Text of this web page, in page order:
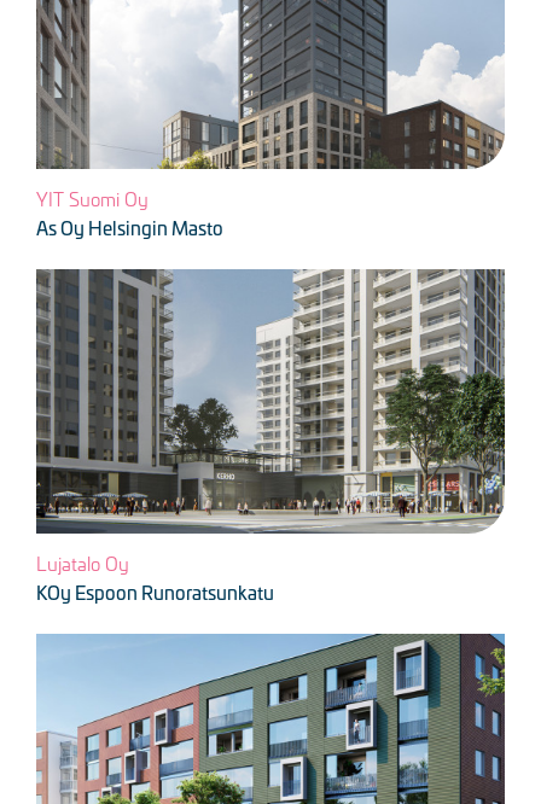
YIT Suomi Oy
As Oy Helsingin Masto
Kuva
Lujatalo Oy
KOy Espoon Runoratsunkatu